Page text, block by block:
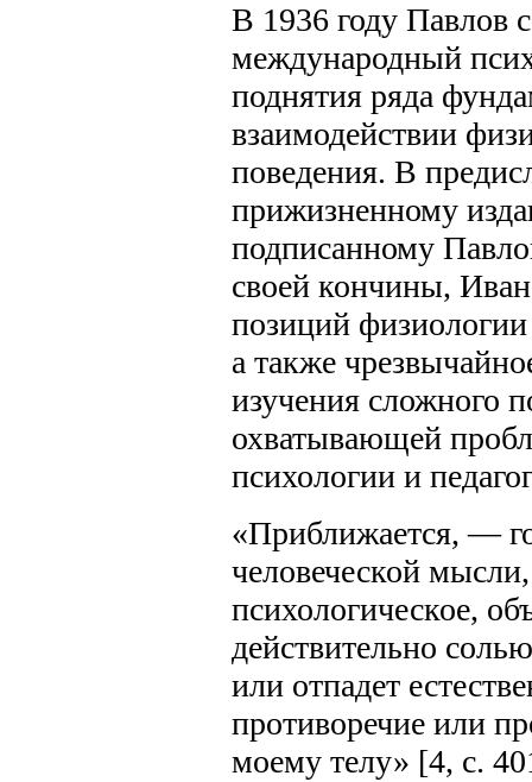
В 1936 году Павлов
международный
поднятия ряда
взаимодействии
поведения. В
прижизненному
подписанному
своей кончины,
позиций
а также
изучения сложного
охватывающей
психологии и
«Приближается, —
человеческой
психологическое,
действительно
или отпадет
противоречие или
моему телу» [4, c.